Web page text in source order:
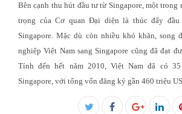
Bên cạnh thu hút đầu tư từ Singapore, một trong
trọng của Cơ quan Đại diện là thúc đẩy
Singapore. Mặc dù còn nhiều khó khăn, song
nghiệp Việt Nam sang Singapore cũng đã đạt
Tính đến hết năm 2010, Việt Nam đã có
Singapore, với tổng vốn đăng ký gần 460 triệu
Facebook